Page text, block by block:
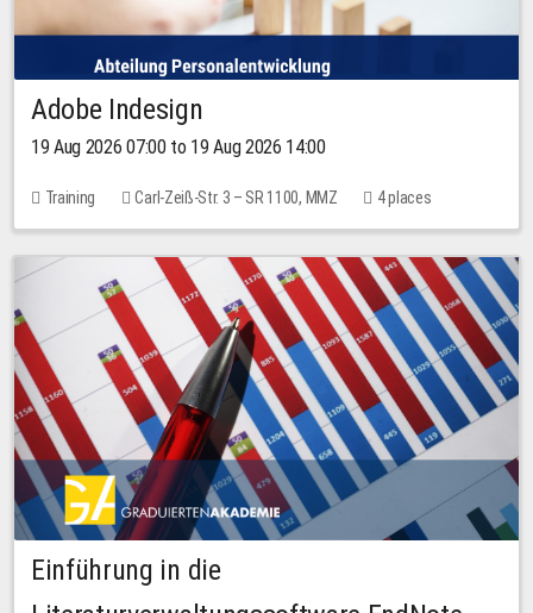
Adobe Indesign
19 Aug 2026 07:00 to 19 Aug 2026 14:00
Training Carl-Zeiß-Str. 3 – SR 1100, MMZ 4 places
Einführung in die